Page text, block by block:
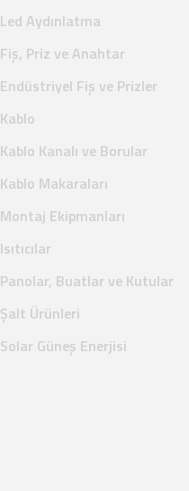
Led Aydınlatma
Fiş, Priz ve Anahtar
Endüstriyel Fiş ve Prizler
Kablo
Kablo Kanalı ve Borular
Kablo Makaraları
Montaj Ekipmanları
Isıtıcılar
Panolar, Buatlar ve Kutular
Şalt Ürünleri
Solar Güneş Enerjisi